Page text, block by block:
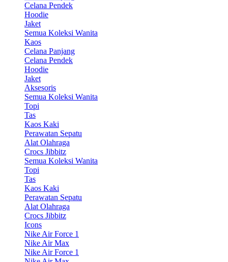
Celana Pendek
Hoodie
Jaket
Semua Koleksi Wanita
Kaos
Celana Panjang
Celana Pendek
Hoodie
Jaket
Aksesoris
Semua Koleksi Wanita
Topi
Tas
Kaos Kaki
Perawatan Sepatu
Alat Olahraga
Crocs Jibbitz
Semua Koleksi Wanita
Topi
Tas
Kaos Kaki
Perawatan Sepatu
Alat Olahraga
Crocs Jibbitz
Icons
Nike Air Force 1
Nike Air Max
Nike Air Force 1